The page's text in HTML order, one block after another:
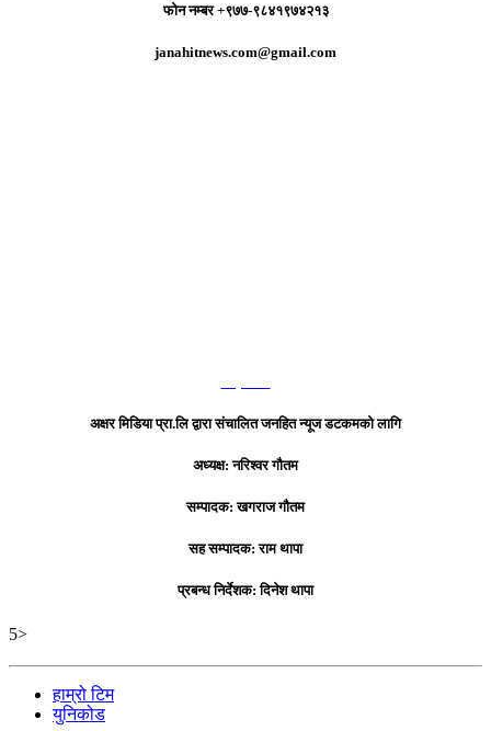
फोन नम्बर +९७७-९८४१९७४२१३
janahitnews.com@gmail.com
अक्षर मिडिया प्रा.लि द्वारा संचालित जनहित न्यूज डटकमको लागि
अध्यक्ष: नरिश्वर गौतम
सम्पादक: खगराज गौतम
सह सम्पादक: राम थापा
प्रबन्ध निर्देशक: दिनेश थापा
5>
हाम्रो टिम
युनिकोड